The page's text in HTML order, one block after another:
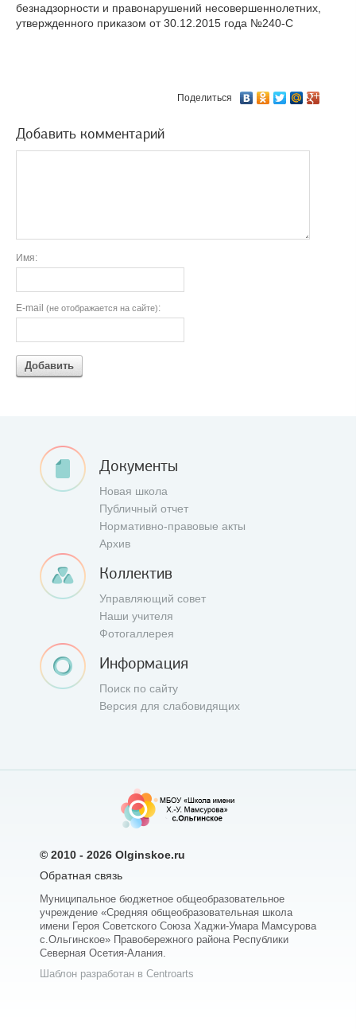
безнадзорности и правонарушений несовершеннолетних,
утвержденного приказом от 30.12.2015 года №240-С
Поделиться
Добавить комментарий
Имя:
E-mail (не отображается на сайте):
Добавить
Документы
Новая школа
Публичный отчет
Нормативно-правовые акты
Архив
Коллектив
Управляющий совет
Наши учителя
Фотогаллерея
Информация
Поиск по сайту
Версия для слабовидящих
© 2010 - 2026 Olginskoe.ru
Обратная связь
Муниципальное бюджетное общеобразовательное
учреждение «Средняя общеобразовательная школа
имени Героя Советского Союза Хаджи-Умара Мамсурова
с.Ольгинское» Правобережного района Республики
Северная Осетия-Алания.
Шаблон разработан в Centroarts